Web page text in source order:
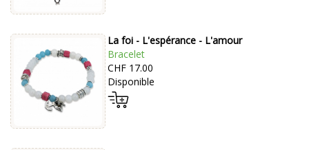
La foi - L'espérance - L'amour
Bracelet
CHF 17.00
Disponible